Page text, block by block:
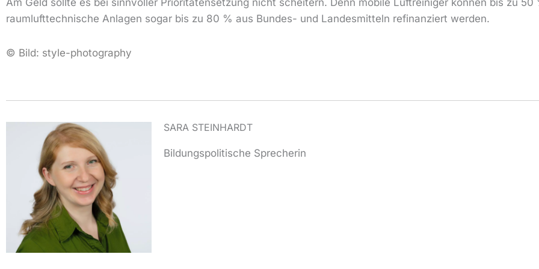
Am Geld sollte es bei sinnvoller Prioritätensetzung nicht scheitern. Denn mobile Luftreiniger können bis zu 50
raumlufttechnische Anlagen sogar bis zu 80 % aus Bundes- und Landesmitteln refinanziert werden.
© Bild: style-photography
SARA STEINHARDT
Bildungspolitische Sprecherin